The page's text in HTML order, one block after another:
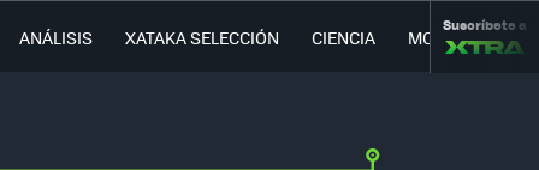
ANÁLISIS XATAKA SELECCIÓN CIENCIA MOVILIDAD
Suscríbete a